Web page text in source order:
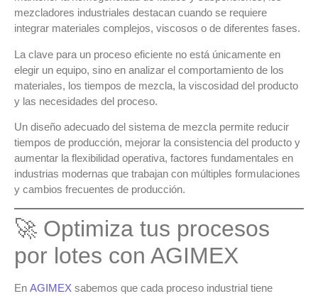
mezcladores industriales destacan cuando se requiere
integrar materiales complejos, viscosos o de diferentes fases.
La clave para un proceso eficiente no está únicamente en
elegir un equipo, sino en analizar el comportamiento de los
materiales, los tiempos de mezcla, la viscosidad del producto
y las necesidades del proceso.
Un diseño adecuado del sistema de mezcla permite reducir
tiempos de producción, mejorar la consistencia del producto y
aumentar la flexibilidad operativa, factores fundamentales en
industrias modernas que trabajan con múltiples formulaciones
y cambios frecuentes de producción.
🚀 Optimiza tus procesos
por lotes con AGIMEX
En AGIMEX sabemos que cada proceso industrial tiene